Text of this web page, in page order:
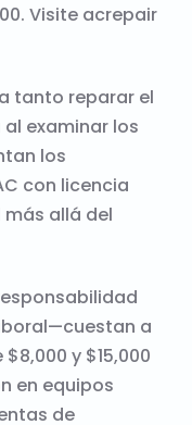
Visite acrepair
tanto reparar el
examinar los
los
con licencia
allá del
a
y $15,000
en equipos
de